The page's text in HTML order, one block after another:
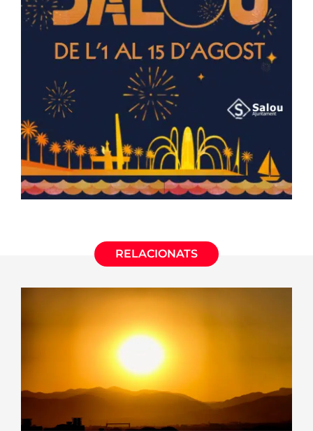
RELACIONATS